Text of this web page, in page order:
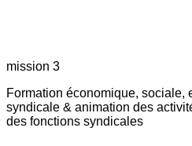
mission 3
Formation économique, sociale,
syndicale & animation des
des fonctions syndicales